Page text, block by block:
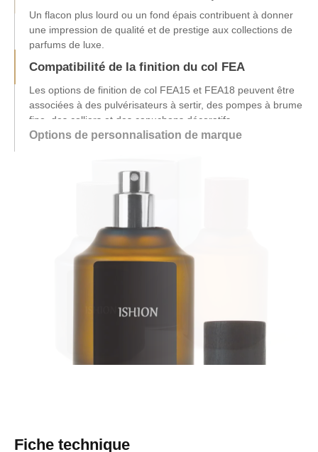
Compatibilité de la finition du col FEA
Les options de finition de col FEA15 et FEA18 peuvent être
associées à des pulvérisateurs à sertir, des pompes à brume
fine, des colliers et des capuchons décoratifs.